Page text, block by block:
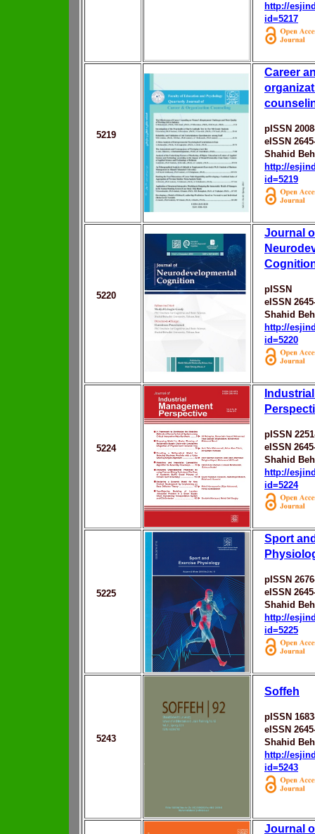
http://
id=5217
5219
Career
pISSN
eISSN
Shahid
http://
id=5219
5220
Journal
pISSN
eISSN
Shahid
http://
id=5220
5224
pISSN
eISSN
Shahid
http://
id=5224
5225
Sport
pISSN
eISSN
Shahid
http://
id=5225
5243
Soffeh
pISSN
eISSN
Shahid
http://
id=5243
Journal